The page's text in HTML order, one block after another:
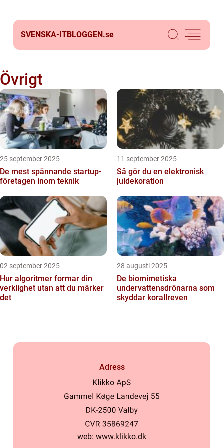
SVENSKA-ITBLOGGEN.se
Övrigt
25 september 2025
De mest spännande startup-
företagen inom teknik
11 september 2025
Så gör du en elektronisk
juldekoration
02 september 2025
Hur algoritmer formar din
verklighet utan att du märker
det
28 augusti 2025
De biomimetiska
undervattensdrönarna som
skyddar korallreven
Adress
web: www.klikko.dk